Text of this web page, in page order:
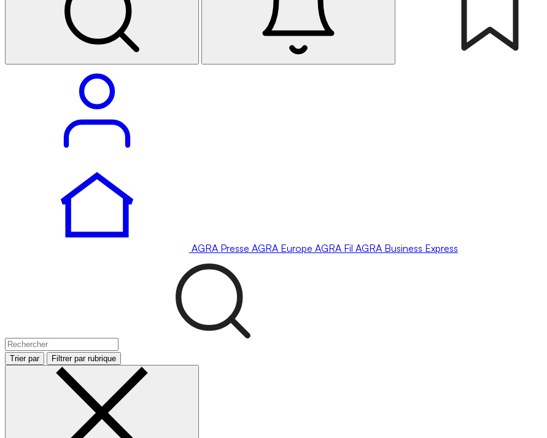
AGRA Presse AGRA Europe AGRA Fil AGRA Business Express
Trier par Filtrer par rubrique